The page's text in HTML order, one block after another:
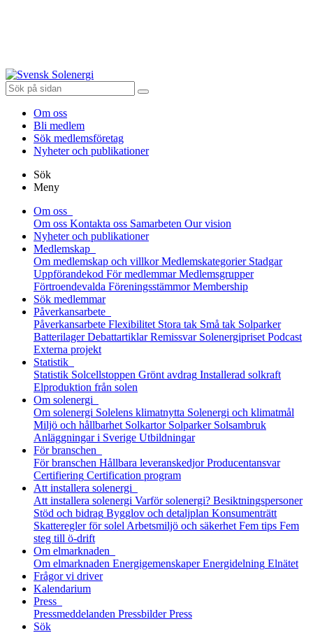
Om oss
Bli medlem
Sök medlemsföretag
Nyheter och publikationer
Sök
Meny
Om oss
Om oss Kontakta oss Samarbeten Our vision
Nyheter och publikationer
Medlemskap
Om medlemskap och villkor Medlemskategorier Stadgar
Uppförandekod För medlemmar Medlemsgrupper
Förtroendevalda Föreningsstämmor Membership
Sök medlemmar
Påverkansarbete
Påverkansarbete Flexibilitet Stora tak Små tak Solparker
Batterilager Debattartiklar Remissvar Solenergipriset Podcast
Externa projekt
Statistik
Statistik Solcellstoppen Grönt avdrag Installerad solkraft
Elproduktion från solen
Om solenergi
Om solenergi Solelens klimatnytta Solenergi och klimatmål
Miljö och hållbarhet Solkartor Solparker Solsambruk
Anläggningar i Sverige Utbildningar
För branschen
För branschen Hållbara leveranskedjor Producentansvar
Certifiering Certification program
Att installera solenergi
Att installera solenergi Varför solenergi? Besiktningspersoner
Stöd och bidrag Bygglov och detaljplan Konsumenträtt
Skatteregler för solel Arbetsmiljö och säkerhet Fem tips Fem
steg till ö-drift
Om elmarknaden
Om elmarknaden Energigemenskaper Energidelning Elnätet
Frågor vi driver
Kalendarium
Press
Pressmeddelanden Pressbilder Press
Sök